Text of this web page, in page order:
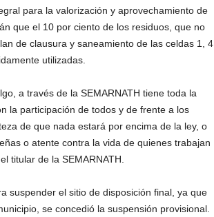
para la valorización y aprovechamiento de
que el 10 por ciento de los residuos, que no
de clausura y saneamiento de las celdas 1, 4
utilizadas.
a través de la SEMARNATH tiene toda la
la participación de todos y de frente a los
de que nada estará por encima de la ley, o
o atente contra la vida de quienes trabajan
titular de la SEMARNATH.
suspender el sitio de disposición final, ya que
se concedió la suspensión provisional.